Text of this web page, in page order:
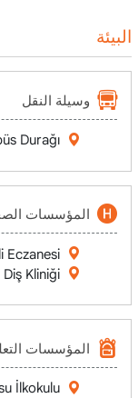
البيئة
وسيلة النقل
Durağı
المؤسسات
Eczanesi
Diş Kliniği
المؤسسات
İlkokulu